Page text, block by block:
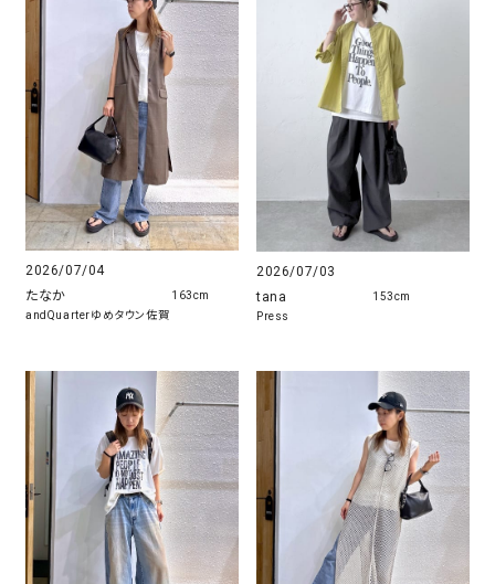
2026/07/04
たなか
andQuarterゆめタウン佐賀
163cm
2026/07/03
tana
Press
153cm